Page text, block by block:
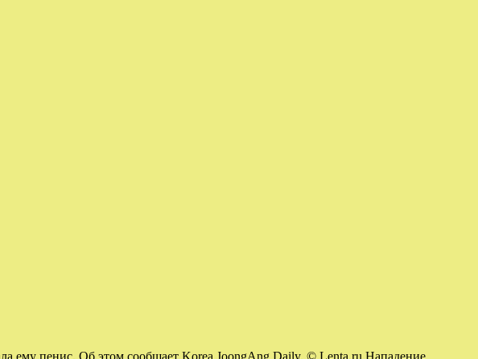
ему пенис. Об этом сообщает Korea JoongAng Daily. © Lenta.ru Нападение